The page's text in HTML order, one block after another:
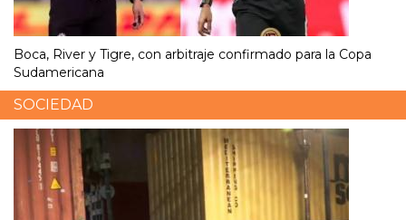
Boca, River y Tigre, con arbitraje confirmado para la Copa
Sudamericana
SOCIEDAD